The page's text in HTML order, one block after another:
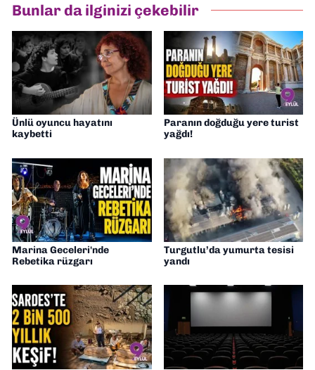
Bunlar da ilginizi çekebilir
Ünlü oyuncu hayatını
kaybetti
Paranın doğduğu yere turist
yağdı!
Marina Geceleri'nde
Rebetika rüzgarı
Turgutlu’da yumurta tesisi
yandı